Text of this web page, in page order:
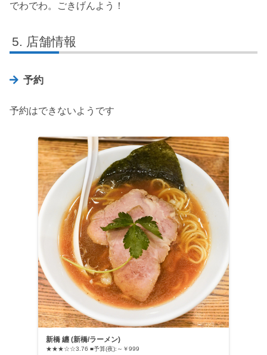
でわでわ。ごきげんよう！
店舗情報
予約
予約はできないようです
新橋 纏 (新橋/ラーメン)
★★★☆☆3.76 ■予算(夜):～￥999